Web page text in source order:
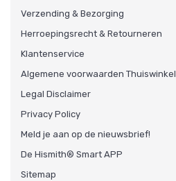
Verzending & Bezorging
Herroepingsrecht & Retourneren
Klantenservice
Algemene voorwaarden Thuiswinkel
Legal Disclaimer
Privacy Policy
Meld je aan op de nieuwsbrief!
De Hismith® Smart APP
Sitemap